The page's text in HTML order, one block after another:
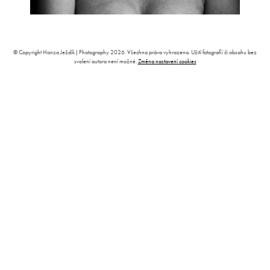
© Copyright Honza Ježdík | Photography 2026. Všechna práva vyhrazena. Užití fotografií či obsahu bez
svolení autora není možné.Změna nastavení cookies